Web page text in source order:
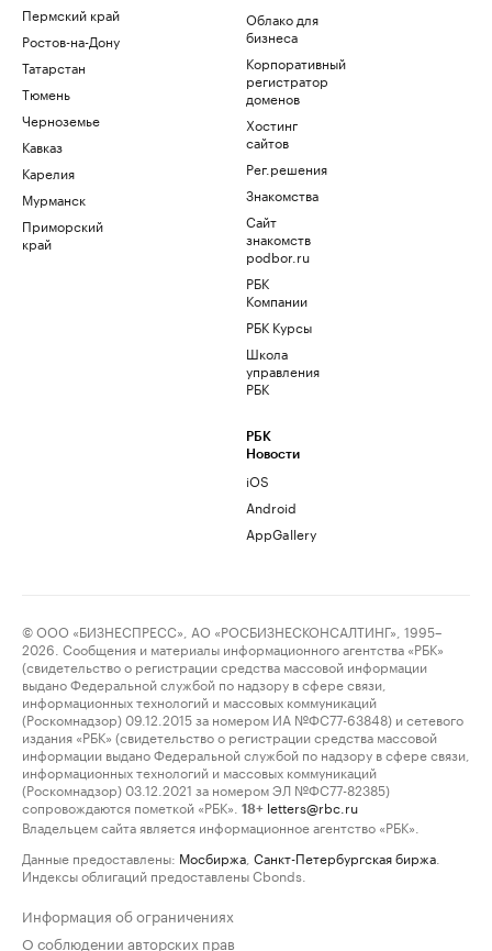
Пермский край
Ростов-на-Дону
Татарстан
Тюмень
Черноземье
Кавказ
Карелия
Мурманск
Приморский
край
Облако для
бизнеса
Корпоративный
регистратор
доменов
Хостинг
сайтов
Рег.решения
Знакомства
Сайт
знакомств
podbor.ru
РБК
Компании
РБК Курсы
Школа
управления
РБК
РБК
Новости
iOS
Android
AppGallery
© ООО «БИЗНЕСПРЕСС», АО «РОСБИЗНЕСКОНСАЛТИНГ», 1995–
2026. Сообщения и материалы информационного агентства «РБК»
(свидетельство о регистрации средства массовой информации
выдано Федеральной службой по надзору в сфере связи,
информационных технологий и массовых коммуникаций
(Роскомнадзор) 09.12.2015 за номером ИА №ФС77-63848) и сетевого
издания «РБК» (свидетельство о регистрации средства массовой
информации выдано Федеральной службой по надзору в сфере связи,
информационных технологий и массовых коммуникаций
(Роскомнадзор) 03.12.2021 за номером ЭЛ №ФС77-82385)
сопровождаются пометкой «РБК».
18+ letters@rbc.ru
Владельцем сайта является информационное агентство «РБК».
Данные предоставлены: Мосбиржа Санкт-Петербургская биржа
Индексы облигаций предоставлены Cbonds.
Информация об ограничениях
О соблюдении авторских прав